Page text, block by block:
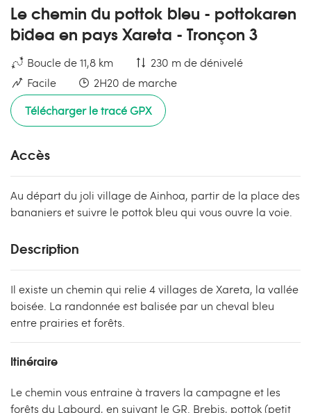
Le chemin du pottok bleu - pottokaren
bidea en pays Xareta - Tronçon 3
Boucle de 11,8 km
230 m de dénivelé
Facile
2H20 de marche
Télécharger le tracé GPX
Accès
Au départ du joli village de Ainhoa, partir de la place des
bananiers et suivre le pottok bleu qui vous ouvre la voie.
Description
Il existe un chemin qui relie 4 villages de Xareta, la vallée
boisée. La randonnée est balisée par un cheval bleu
entre prairies et forêts.
Itinéraire
Le chemin vous entraine à travers la campagne et les
forêts du Labourd, en suivant le GR. Brebis, pottok (petit